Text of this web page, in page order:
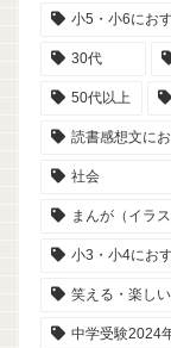
小5・小6にお
30代
50代以上
読書感想文に
社会
まんが（イラ
小3・小4にお
笑える・楽しい
中学受験2024